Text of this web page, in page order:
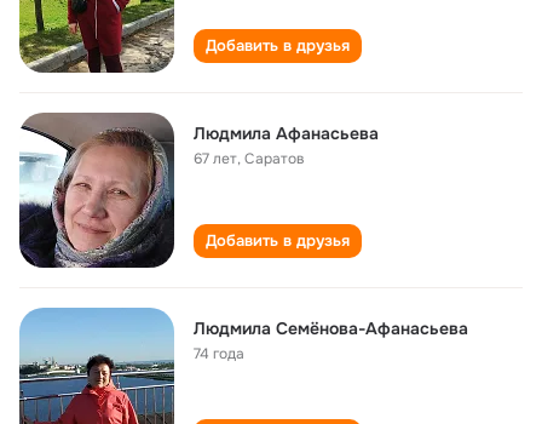
Добавить в друзья
Людмила Афанасьева
67 лет,Саратов
Добавить в друзья
Людмила Семëнова-Афанасьева
74 года